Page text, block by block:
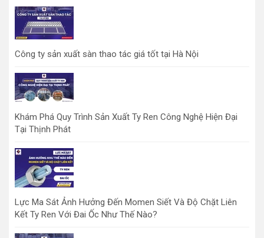
Công ty sản xuất sàn thao tác giá tốt tại Hà Nội
Khám Phá Quy Trình Sản Xuất Ty Ren Công Nghệ Hiện Đại
Tại Thịnh Phát
Lực Ma Sát Ảnh Hưởng Đến Momen Siết Và Độ Chặt Liên
Kết Ty Ren Với Đai Ốc Như Thế Nào?